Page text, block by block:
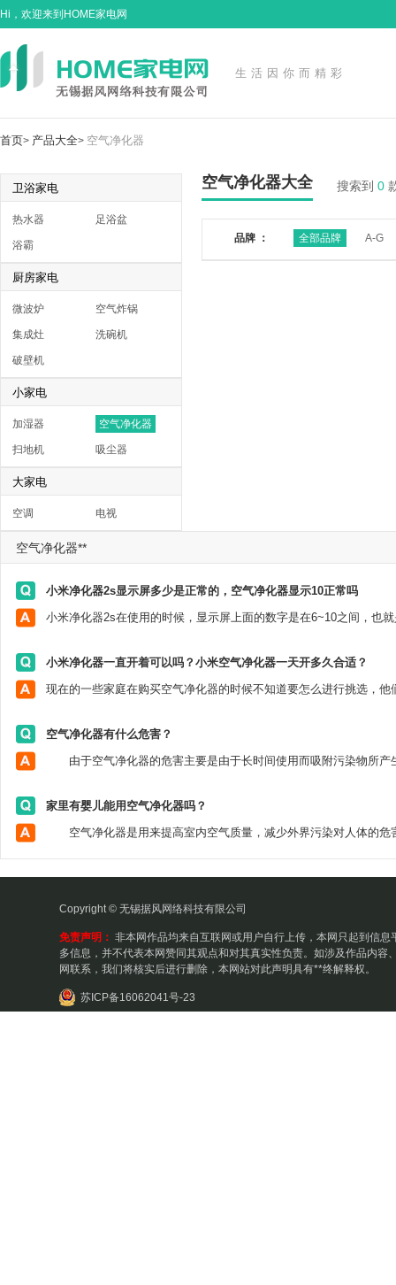
Hi，欢迎来到HOME家电网
生活因你而精彩
首页> 产品大全> 空气净化器
卫浴家电
热水器 足浴盆
浴霸
厨房家电
微波炉 空气炸锅
集成灶 洗碗机
破壁机
小家电
加湿器 空气净化器
扫地机 吸尘器
大家电
空调 电视
空气净化器大全 搜索到 0
品牌 ： 全部品牌 A-G
空气净化器**
小米净化器2s显示屏多少是正常的，空气净化器显示10正常吗
小米净化器一直开着可以吗？小米空气净化器一天开多久合适？
空气净化器有什么危害？
家里有婴儿能用空气净化器吗？
Copyright © 无锡据风网络科技有限公司
免责声明： 非本网作品均来自互联网或用户自行上传，本网只起到信息
多信息，并不代表本网赞同其观点和对其真实性负责。如涉及作品内容
网联系，我们将核实后进行删除，本网站对此声明具有**终解释权。
苏ICP备16062041号-23